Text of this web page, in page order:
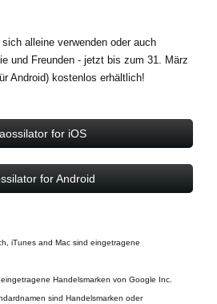
alleine verwenden oder auch
und Freunden - jetzt bis zum 31. März
Android) kostenlos erhältlich!
for iOS
for Android
iTunes and Mac sind eingetragene
Handelsmarken von Google Inc.
sind Handelsmarken oder